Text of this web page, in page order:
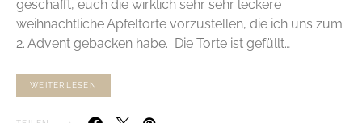
geschafft, euch die wirklich sehr sehr leckere
weihnachtliche Apfeltorte vorzustellen, die ich uns zum
2. Advent gebacken habe. Die Torte ist gefüllt…
WEITERLESEN